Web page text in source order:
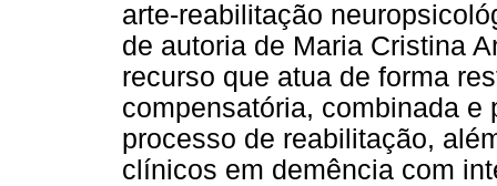
arte-reabilitação
de autoria de Maria Cristina
recurso que atua de forma
compensatória, combinada e
processo de reabilitação,
clínicos em demência com